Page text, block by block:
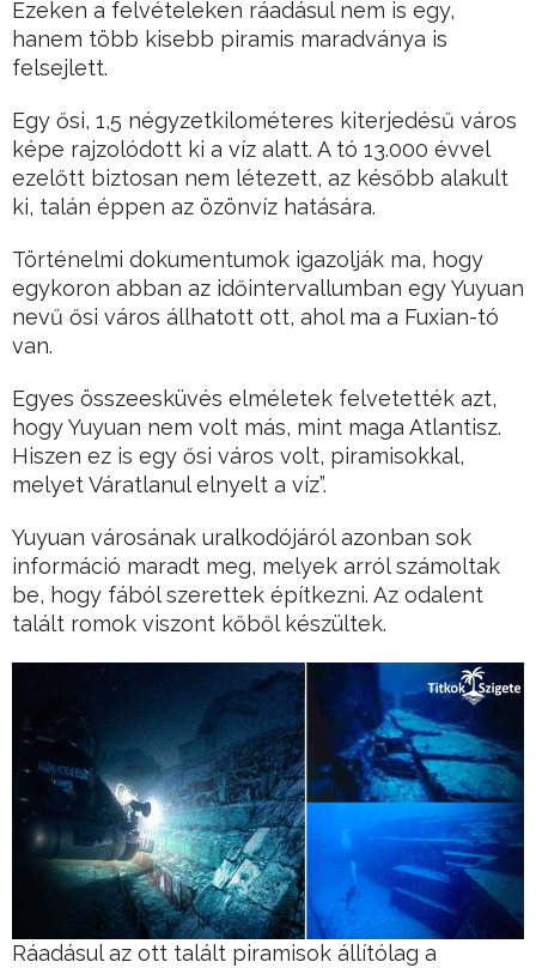
Ezeken a felvételeken ráadásul nem is egy,
hanem több kisebb piramis maradványa is
felsejlett.
Egy ősi, 1,5 négyzetkilométeres kiterjedésű város
képe rajzolódott ki a víz alatt. A tó 13.000 évvel
ezelőtt biztosan nem létezett, az később alakult
ki, talán éppen az özönvíz hatására.
Történelmi dokumentumok igazolják ma, hogy
egykoron abban az időintervallumban egy Yuyuan
nevű ősi város állhatott ott, ahol ma a Fuxian-tó
van.
Egyes összeesküvés elméletek felvetették azt,
hogy Yuyuan nem volt más, mint maga Atlantisz.
Hiszen ez is egy ősi város volt, piramisokkal,
melyet Váratlanul elnyelt a víz”.
Yuyuan városának uralkodójáról azonban sok
információ maradt meg, melyek arról számoltak
be, hogy fából szerettek építkezni. Az odalent
talált romok viszont kőből készültek.
Ráadásul az ott talált piramisok állítólag a